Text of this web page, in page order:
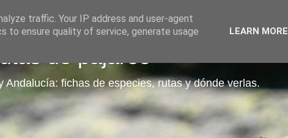
de pajareo
fichas de especies, rutas y dónde verlas.
traffic. Your IP address and user-agent
to ensure quality of service, generate usage
LEARN MORE